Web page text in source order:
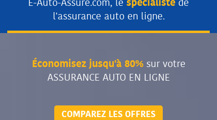
E-Auto-Assure.com, le spécialiste de
l'assurance auto en ligne.
Économisez jusqu'à 80% sur votre
ASSURANCE AUTO EN LIGNE
COMPAREZ LES OFFRES